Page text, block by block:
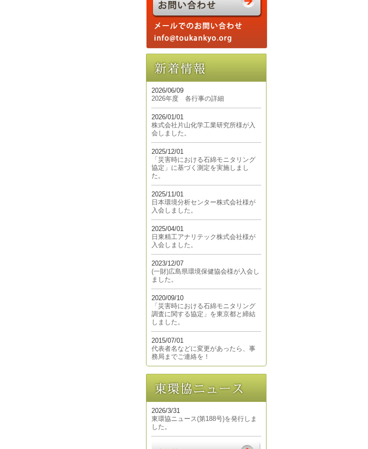
2026/06/09
2026年度 各行事の詳細
2026/01/01
株式会社片山化学工業研究所様が入
会しました。
2025/12/01
「災害時における石綿モニタリング
協定」に基づく測定を実施しまし
た。
2025/11/01
日本環境分析センター株式会社様が
入会しました。
2025/04/01
日東精工アナリテック株式会社様が
入会しました。
2023/12/07
(一財)広島県環境保健協会様が入会し
ました。
2020/09/10
「災害時における石綿モニタリング
調査に関する協定」を東京都と締結
しました。
2015/07/01
代表者名などに変更があったら、事
務局までご連絡を！
2026/3/31
東環協ニュース(第188号)を発行しま
した。